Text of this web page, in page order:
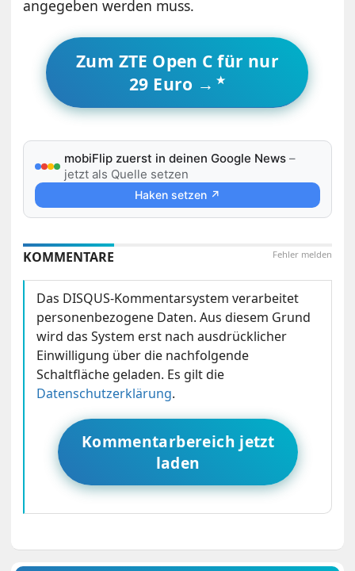
angegeben werden muss.
Zum ZTE Open C für nur
29 Euro →
mobiFlip zuerst in deinen Google News –
jetzt als Quelle setzen
Haken setzen ↗
Fehler melden
KOMMENTARE
Das DISQUS-Kommentarsystem verarbeitet
personenbezogene Daten. Aus diesem Grund
wird das System erst nach ausdrücklicher
Einwilligung über die nachfolgende
Schaltfläche geladen. Es gilt die
Datenschutzerklärung.
Kommentarbereich jetzt
laden